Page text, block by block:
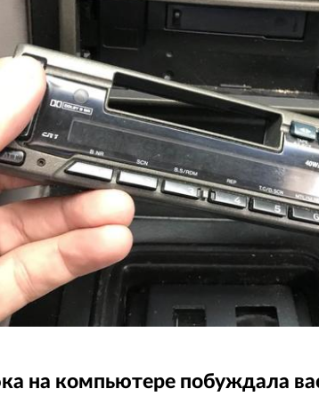
на компьютере побуждала